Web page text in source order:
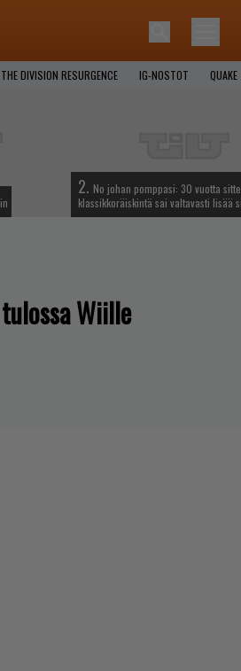
THE DIVISION RESURGENCE IG-NOSTOT QUAKE
2. No johan pomppasi: 30 vuotta
klassikkoräiskintä sai valtavasti lisää
Wiille